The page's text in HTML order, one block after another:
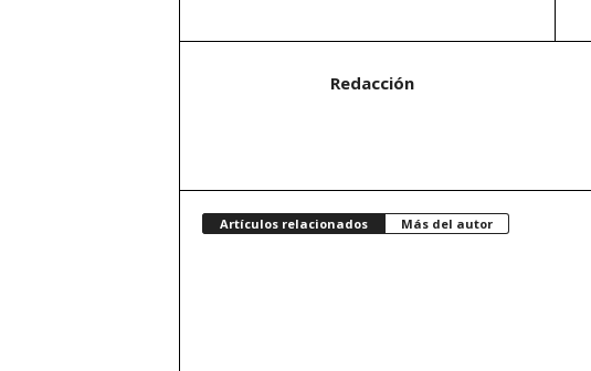
Redacción
Artículos relacionados Más del autor